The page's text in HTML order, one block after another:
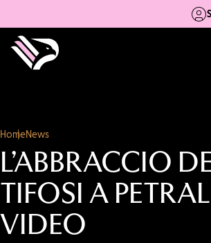
HomeNews
L’ABBRACCIO
TIFOSI A
VIDEO